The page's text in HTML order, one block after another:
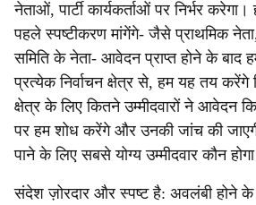
नेताओं, पार्टी कार्यकर्ताओं पर निर्भर
पहले स्पष्टीकरण मांगेंगे- जैसे प्राथमिक
समिति के नेता- आवेदन प्राप्त होने के बाद
प्रत्येक निर्वाचन क्षेत्र से, हम यह तय करेंगे
क्षेत्र के लिए कितने उम्मीदवारों ने आवेदन
पर हम शोध करेंगे और उनकी जांच की
पाने के लिए सबसे योग्य उम्मीदवार कौन
संदेश ज़ोरदार और स्पष्ट है: अवलंबी होने